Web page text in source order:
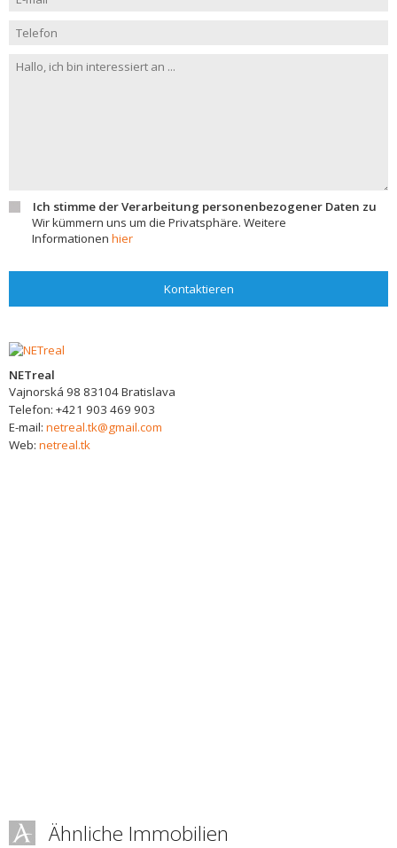
Ich stimme der Verarbeitung personenbezogener Daten zu
Wir kümmern uns um die Privatsphäre. Weitere
Informationen hier
Kontaktieren
NETreal
Vajnorská 98 83104Bratislava
Telefon: +421 903 469 903
E-mail: netreal.tk@gmail.com
Web: netreal.tk
Ähnliche Immobilien